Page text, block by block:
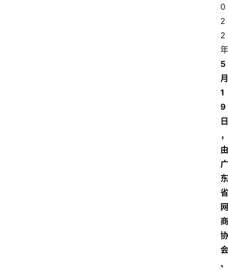
0
2
2
年
5
月
1
9
日
，
由
广
东
省
网
商
协
会
、